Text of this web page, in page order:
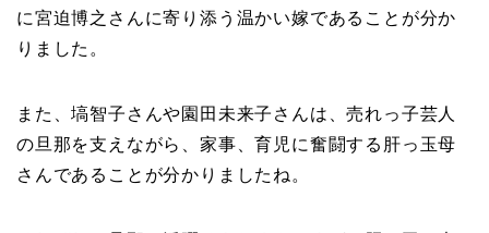
に宮迫博之さんに寄り添う温かい嫁であることが分か
りました。
また、塙智子さんや園田未来子さんは、売れっ子芸人
の旦那を支えながら、家事、育児に奮闘する肝っ玉母
さんであることが分かりましたね。